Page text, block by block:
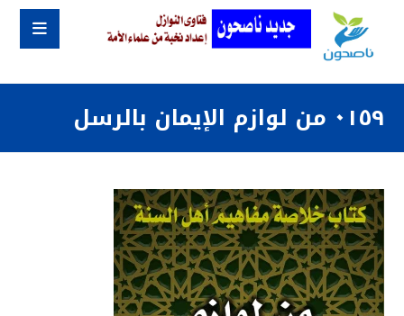
٠١٥٩ من لوازم الإيمان بالرسل